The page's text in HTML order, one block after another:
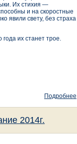
Их стихия —
и на скоростные
явили свету, без страха
их станет трое.
Подробнее
2014г.